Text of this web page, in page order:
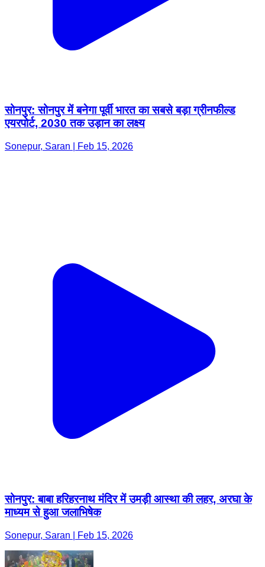
सोनपुर: सोनपुर में बनेगा पूर्वी भारत का सबसे बड़ा ग्रीनफील्ड
एयरपोर्ट, 2030 तक उड़ान का लक्ष्य
Sonepur, Saran | Feb 15, 2026
सोनपुर: बाबा हरिहरनाथ मंदिर में उमड़ी आस्था की लहर, अरघा के
माध्यम से हुआ जलाभिषेक
Sonepur, Saran | Feb 15, 2026